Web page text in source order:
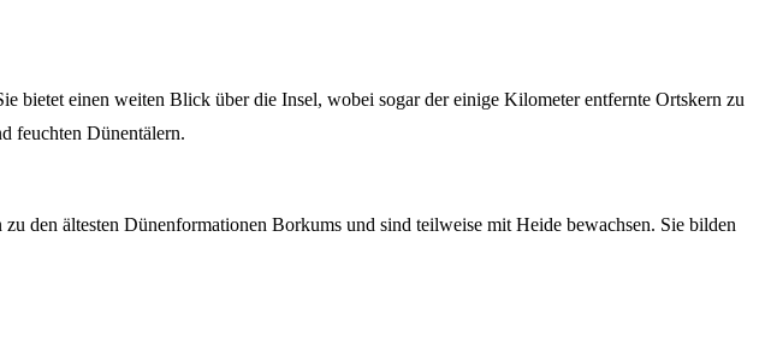
bietet einen weiten Blick über die Insel, wobei sogar der einige Kilometer entfernte Ortskern zu
feuchten Dünentälern.
den ältesten Dünenformationen Borkums und sind teilweise mit Heide bewachsen. Sie bilden